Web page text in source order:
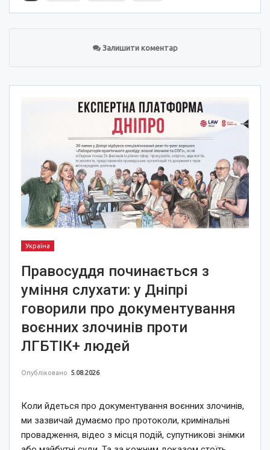
Залишити коментар
Україна
Правосуддя починається з
уміння слухати: у Дніпрі
говорили про документування
воєнних злочинів проти
ЛГБТІК+ людей
Опубліковано 5.08.2026
Коли йдеться про документування воєнних злочинів,
ми зазвичай думаємо про протоколи, кримінальні
провадження, відео з місця подій, супутникові знімки